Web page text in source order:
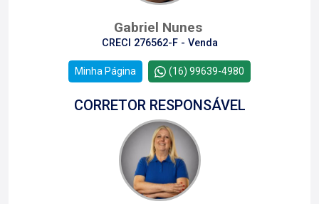
Gabriel Nunes
CRECI 276562-F - Venda
Minha Página (16) 99639-4980
CORRETOR RESPONSÁVEL